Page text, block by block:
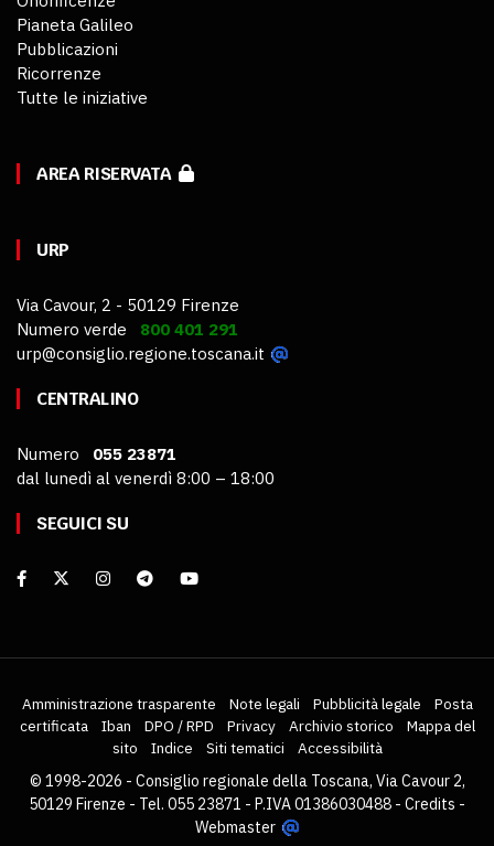
Pianeta Galileo
Pubblicazioni
Ricorrenze
Tutte le iniziative
AREA RISERVATA
URP
Via Cavour, 2 - 50129 Firenze
Numero verde 800 401 291
urp@consiglio.regione.toscana.it
CENTRALINO
Numero 055 23871
dal lunedì al venerdì 8:00 – 18:00
SEGUICI SU
Amministrazione trasparente Note legali Pubblicità legale
Posta
certificata
Iban DPO / RPD Privacy Archivio storico
Mappa del
sito
Indice Siti tematici
Accessibilità
© 1998-2026 - Consiglio regionale della Toscana, Via Cavour 2,
50129 Firenze - Tel. 055 23871 - P.IVA 01386030488 - Credits -
Webmaster